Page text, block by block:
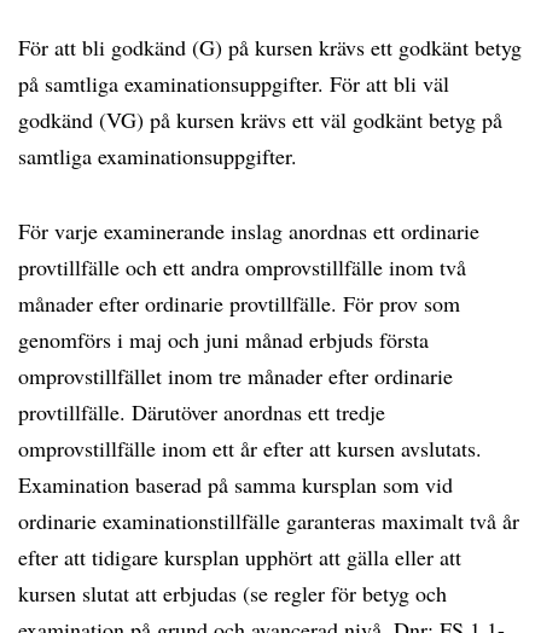
För att bli godkänd (G) på kursen krävs ett godkänt betyg
på samtliga examinationsuppgifter. För att bli väl
godkänd (VG) på kursen krävs ett väl godkänt betyg på
samtliga examinationsuppgifter.
För varje examinerande inslag anordnas ett ordinarie
provtillfälle och ett andra omprovstillfälle inom två
månader efter ordinarie provtillfälle. För prov som
genomförs i maj och juni månad erbjuds första
omprovstillfället inom tre månader efter ordinarie
provtillfälle. Därutöver anordnas ett tredje
omprovstillfälle inom ett år efter att kursen avslutats.
Examination baserad på samma kursplan som vid
ordinarie examinationstillfälle garanteras maximalt två år
efter att tidigare kursplan upphört att gälla eller att
kursen slutat att erbjudas (se regler för betyg och